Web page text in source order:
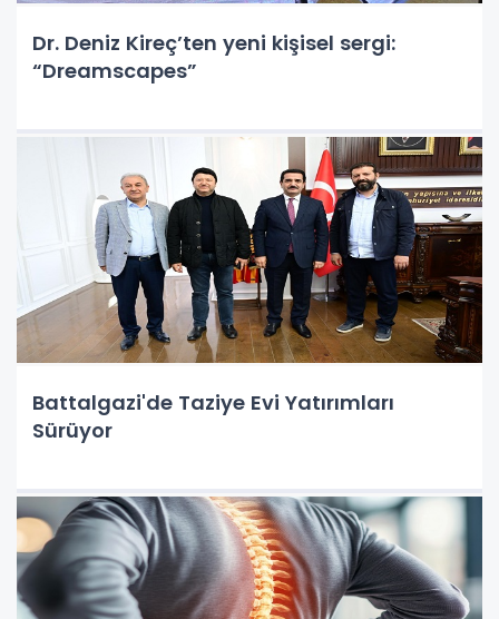
Dr. Deniz Kireç’ten yeni kişisel sergi:
“Dreamscapes”
Battalgazi'de Taziye Evi Yatırımları
Sürüyor